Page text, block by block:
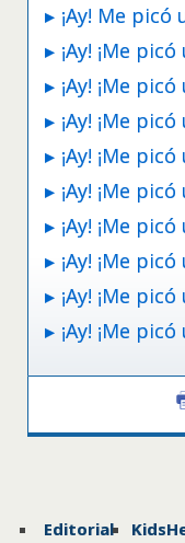
¡Ay! Me picó
¡Ay! ¡Me
¡Ay! ¡Me
¡Ay! ¡Me
¡Ay! ¡Me
¡Ay! ¡Me
¡Ay! ¡Me
¡Ay! ¡Me
¡Ay! ¡Me
¡Ay! ¡Me
Editorial